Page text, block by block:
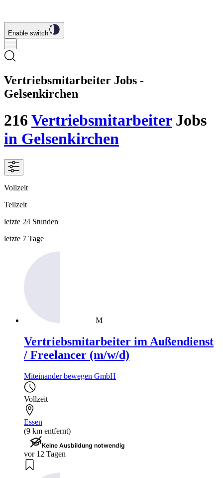
Enable switch
Vertriebsmitarbeiter Jobs -
Gelsenkirchen
216 VertriebsmitarbeiterJobs
in Gelsenkirchen
Vollzeit
Teilzeit
letzte 24 Stunden
letzte 7 Tage
M
Vertriebsmitarbeiter im Außendienst
/ Freelancer (m/w/d)
Miteinander bewegen GmbH
Vollzeit
Essen
(9 km entfernt)
Keine Ausbildung notwendig
vor 12 Tagen